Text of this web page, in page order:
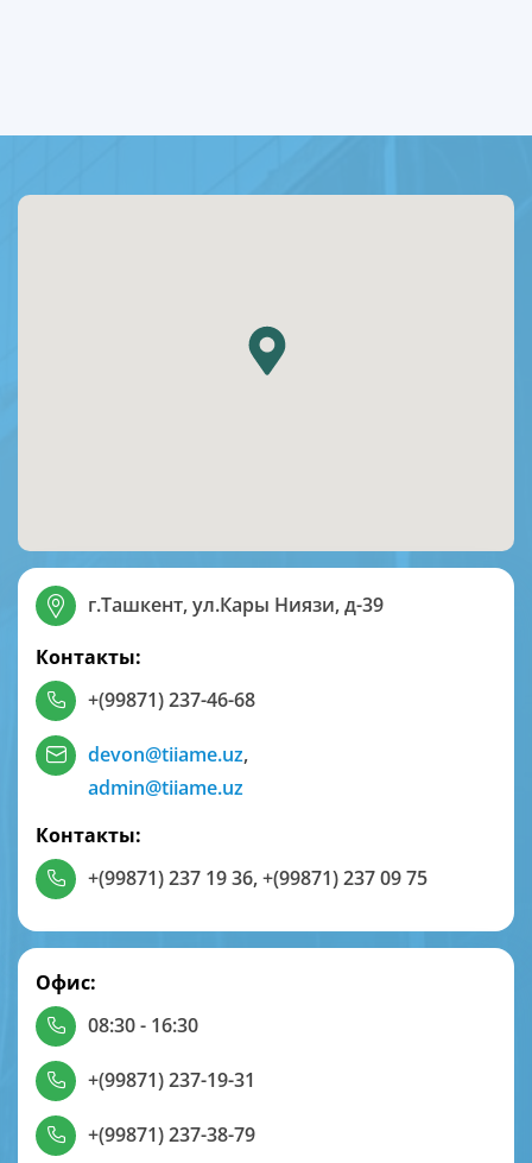
г.Ташкент, ул.Кары Ниязи, д-39
Контакты:
+(99871) 237-46-68
devon@tiiame.uz,
admin@tiiame.uz
Контакты:
+(99871) 237 19 36,+(99871) 237 09 75
Офис:
08:30 - 16:30
+(99871) 237-19-31
+(99871) 237-38-79